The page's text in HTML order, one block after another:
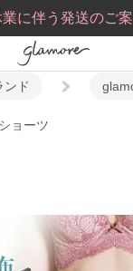
に伴う発送のご
(税込)以上で送料無料
ンド
ョーツ